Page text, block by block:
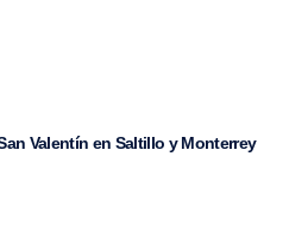
Valentín en Saltillo y Monterrey